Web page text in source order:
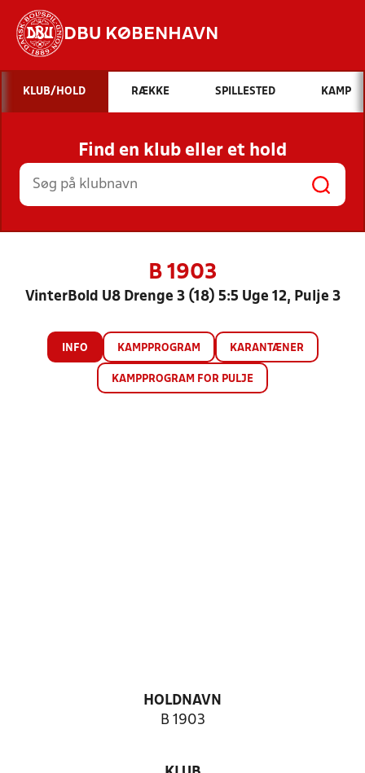
DBU KØBENHAVN
Hvad vil du søge efter?
INDHOLD OG NYHEDER
STILLINGER, RESULTATER, KLUBBER OG
HOLD
KLUB/HOLD RÆKKE SPILLESTED KAMP
Find en klub eller et hold
B 1903
VinterBold U8 Drenge 3 (18) 5:5 Uge 12, Pulje 3
INFO KAMPPROGRAM KARANTÆNER
KAMPPROGRAM FOR PULJE
HOLDNAVN
B 1903